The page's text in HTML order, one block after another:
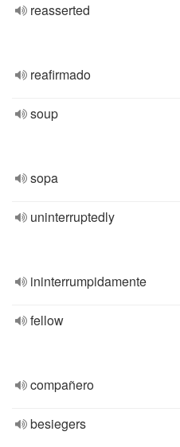
reasserted
reafirmado
soup
sopa
uninterruptedly
ininterrumpidamente
fellow
compañero
besiegers